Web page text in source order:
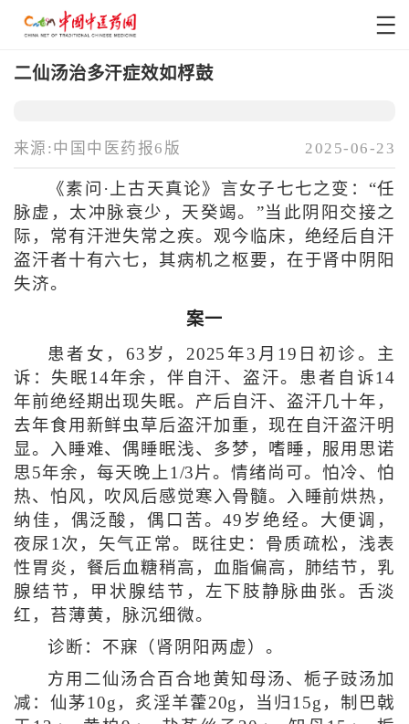
二仙汤治多汗症效如桴鼓
来源:中国中医药报6版 2025-06-23
《素问·上古天真论》言女子七七之变：“任
脉虚，太冲脉衰少，天癸竭。”当此阴阳交接之
际，常有汗泄失常之疾。观今临床，绝经后自汗
盗汗者十有六七，其病机之枢要，在于肾中阴阳
失济。
案一
患者女，63岁，2025年3月19日初诊。主
诉：失眠14年余，伴自汗、盗汗。患者自诉14
年前绝经期出现失眠。产后自汗、盗汗几十年，
去年食用新鲜虫草后盗汗加重，现在自汗盗汗明
显。入睡难、偶睡眠浅、多梦，嗜睡，服用思诺
思5年余，每天晚上1/3片。情绪尚可。怕冷、怕
热、怕风，吹风后感觉寒入骨髓。入睡前烘热，
纳佳，偶泛酸，偶口苦。49岁绝经。大便调，
夜尿1次，矢气正常。既往史：骨质疏松，浅表
性胃炎，餐后血糖稍高，血脂偏高，肺结节，乳
腺结节，甲状腺结节，左下肢静脉曲张。舌淡
红，苔薄黄，脉沉细微。
诊断：不寐（肾阴阳两虚）。
方用二仙汤合百合地黄知母汤、栀子豉汤加
减：仙茅10g，炙淫羊藿20g，当归15g，制巴戟